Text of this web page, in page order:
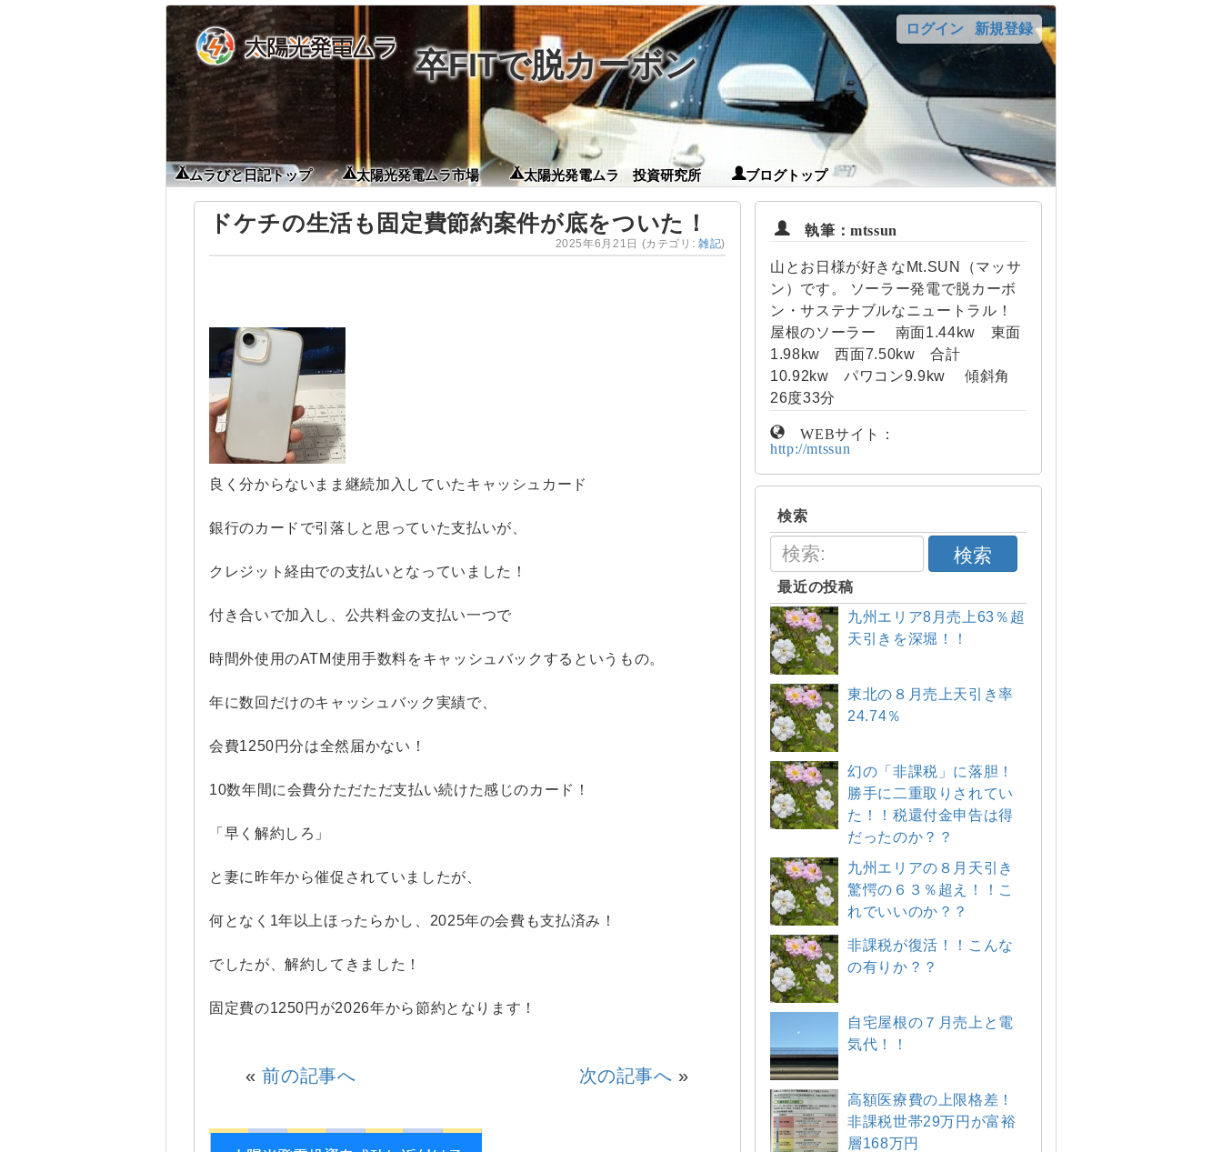
卒FITで脱カーボン
ログイン 新規登録
ムラびと日記トップ 太陽光発電ムラ市場 太陽光発電ムラ 投資研究所 ブログトップ
ドケチの生活も固定費節約案件が底をついた！
2025年6月21日 (カテゴリ:雑記)
良く分からないまま継続加入していたキャッシュカード
銀行のカードで引落しと思っていた支払いが、
クレジット経由での支払いとなっていました！
付き合いで加入し、公共料金の支払い一つで
時間外使用のATM使用手数料をキャッシュバックするというもの。
年に数回だけのキャッシュバック実績で、
会費1250円分は全然届かない！
10数年間に会費分ただただ支払い続けた感じのカード！
「早く解約しろ」
と妻に昨年から催促されていましたが、
何となく1年以上ほったらかし、2025年の会費も支払済み！
でしたが、解約してきました！
固定費の1250円が2026年から節約となります！
«前の記事へ 次の記事へ »
執筆：mtssun
山とお日様が好きなMt.SUN（マッサ
ン）です。 ソーラー発電で脱カーボ
ン・サステナブルなニュートラル！
屋根のソーラー 南面1.44kw 東面
1.98kw 西面7.50kw 合計
10.92kw パワコン9.9kw 傾斜角
26度33分
WEBサイト：
http://mtssun
検索
検索
最近の投稿
九州エリア8月売上63％超
天引きを深堀！！
東北の８月売上天引き率
24.74％
幻の「非課税」に落胆！
勝手に二重取りされてい
た！！税還付金申告は得
だったのか？？
九州エリアの８月天引き
驚愕の６３％超え！！こ
れでいいのか？？
非課税が復活！！こんな
の有りか？？
自宅屋根の７月売上と電
気代！！
高額医療費の上限格差！
非課税世帯29万円が富裕
層168万円